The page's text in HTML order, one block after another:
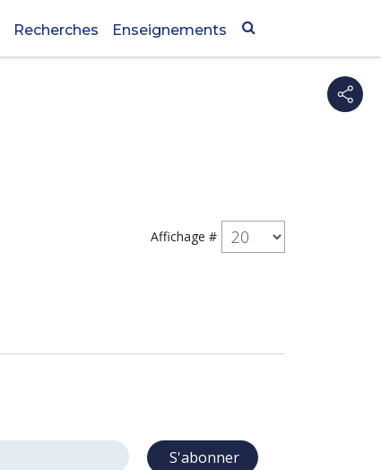
Recherches Enseignements
Affichage #
S'abonner